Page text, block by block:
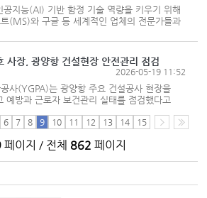
공지능(AI) 기반 함정 기술 역량을 키우기 위해
(MS)와 구글 등 세계적인 업체의 전문가들과
총 3개의 세션으로 구성된 ‘제4회 차세대
술 연구회’를 열...
사장, 광양항 건설현장 안전관리 점검
2026-05-19 11:52
사(YGPA)는 광양항 주요 건설공사 현장을
예방과 근로자 보건관리 실태를 점검했다고
융복합 물류단지 조성공사’ 현장에서 진행됐다.
6 7 8 9 10 11 12 13 14 15
페이지 / 전체 862 페이지